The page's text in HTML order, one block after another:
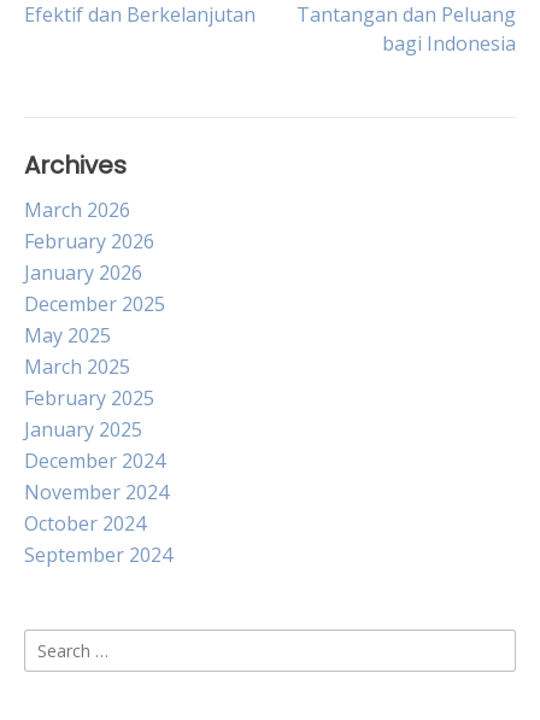
navigation
Efektif dan Berkelanjutan
Tantangan dan Peluang
bagi Indonesia
Archives
March 2026
February 2026
January 2026
December 2025
May 2025
March 2025
February 2025
January 2025
December 2024
November 2024
October 2024
September 2024
Search
for: